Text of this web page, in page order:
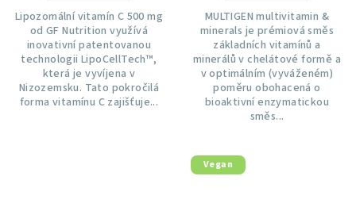
Lipozomální vitamín C 500 mg
od GF Nutrition využívá
inovativní patentovanou
technologii LipoCellTech™,
která je vyvíjena v
Nizozemsku. Tato pokročilá
forma vitamínu C zajišťuje...
MULTIGEN multivitamin &
minerals je prémiová směs
základních vitamínů a
minerálů v chelátové formě a
v optimálním (vyváženém)
poměru obohacená o
bioaktivní enzymatickou
směs...
Vegan